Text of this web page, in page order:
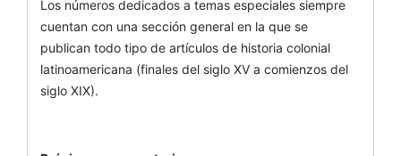
Los números dedicados a temas especiales siempre
cuentan con una sección general en la que se
publican todo tipo de artículos de historia colonial
latinoamericana (finales del siglo XV a comienzos del
siglo XIX).